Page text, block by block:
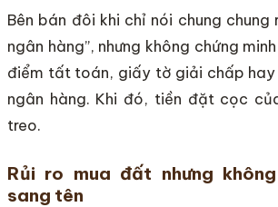
Bên bán đôi khi chỉ nói chung chung
ngân hàng”, nhưng không chứng
điểm tất toán, giấy tờ giải chấp hay
ngân hàng. Khi đó, tiền đặt cọc
treo.
Rủi ro mua đất nhưng
sang tên